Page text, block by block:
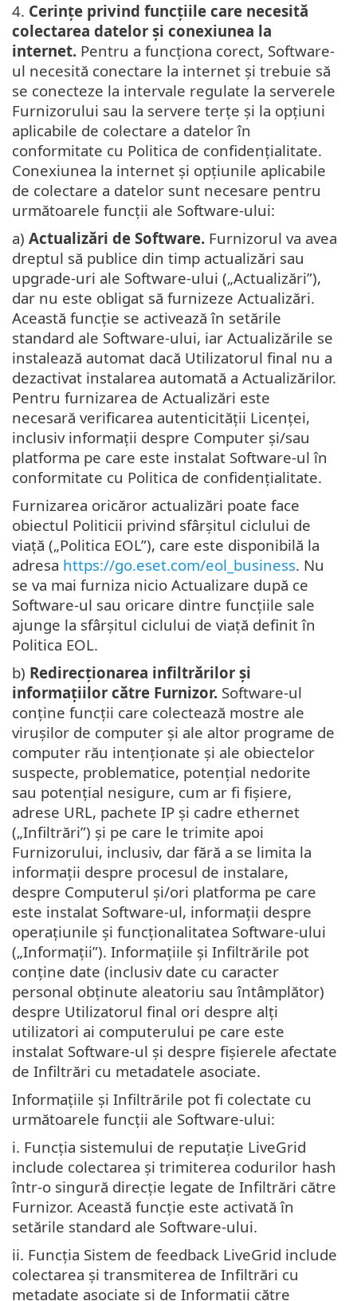
4. Cerințe privind funcțiile care necesită
colectarea datelor și conexiunea la
internet. Pentru a funcționa corect, Software-
ul necesită conectare la internet și trebuie să
se conecteze la intervale regulate la serverele
Furnizorului sau la servere terțe și la opțiuni
aplicabile de colectare a datelor în
conformitate cu Politica de confidențialitate.
Conexiunea la internet și opțiunile aplicabile
de colectare a datelor sunt necesare pentru
următoarele funcții ale Software-ului:
a) Actualizări de Software. Furnizorul va avea
dreptul să publice din timp actualizări sau
upgrade-uri ale Software-ului („Actualizări”),
dar nu este obligat să furnizeze Actualizări.
Această funcție se activează în setările
standard ale Software-ului, iar Actualizările se
instalează automat dacă Utilizatorul final nu a
dezactivat instalarea automată a Actualizărilor.
Pentru furnizarea de Actualizări este
necesară verificarea autenticității Licenței,
inclusiv informații despre Computer și/sau
platforma pe care este instalat Software-ul în
conformitate cu Politica de confidențialitate.
Furnizarea oricăror actualizări poate face
obiectul Politicii privind sfârșitul ciclului de
viață („Politica EOL”), care este disponibilă la
adresa https://go.eset.com/eol_business. Nu
se va mai furniza nicio Actualizare după ce
Software-ul sau oricare dintre funcțiile sale
ajunge la sfârșitul ciclului de viață definit în
Politica EOL.
b) Redirecționarea infiltrărilor și
informațiilor către Furnizor. Software-ul
conține funcții care colectează mostre ale
virușilor de computer și ale altor programe de
computer rău intenționate și ale obiectelor
suspecte, problematice, potențial nedorite
sau potențial nesigure, cum ar fi fișiere,
adrese URL, pachete IP și cadre ethernet
(„Infiltrări”) și pe care le trimite apoi
Furnizorului, inclusiv, dar fără a se limita la
informații despre procesul de instalare,
despre Computerul și/ori platforma pe care
este instalat Software-ul, informații despre
operațiunile și funcționalitatea Software-ului
(„Informații”). Informațiile și Infiltrările pot
conține date (inclusiv date cu caracter
personal obținute aleatoriu sau întâmplător)
despre Utilizatorul final ori despre alți
utilizatori ai computerului pe care este
instalat Software-ul și despre fișierele afectate
de Infiltrări cu metadatele asociate.
Informațiile și Infiltrările pot fi colectate cu
următoarele funcții ale Software-ului:
i. Funcția sistemului de reputație LiveGrid
include colectarea și trimiterea codurilor hash
într-o singură direcție legate de Infiltrări către
Furnizor. Această funcție este activată în
setările standard ale Software-ului.
ii. Funcția Sistem de feedback LiveGrid include
colectarea și transmiterea de Infiltrări cu
metadate asociate și de Informații către